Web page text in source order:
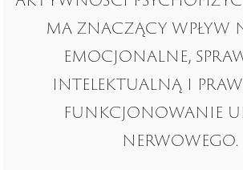
ma znaczący wpływ
emocjonalne,
intelektualną i
funkcjonowanie
nerwowego.